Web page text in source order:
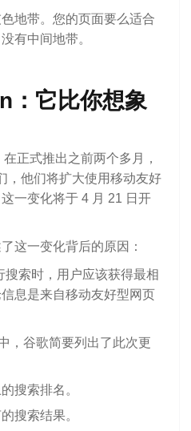
地带。您的页面要么适合
有中间地带。
：它比你想象
正式推出之前两个多月，
，他们将扩大使用移动友好
一变化将于 4 月 21 日开
这一变化背后的原因：
搜索时，用户应该获得最相
息是来自移动友好型网页
，谷歌简要列出了此次更
搜索排名。
搜索结果。